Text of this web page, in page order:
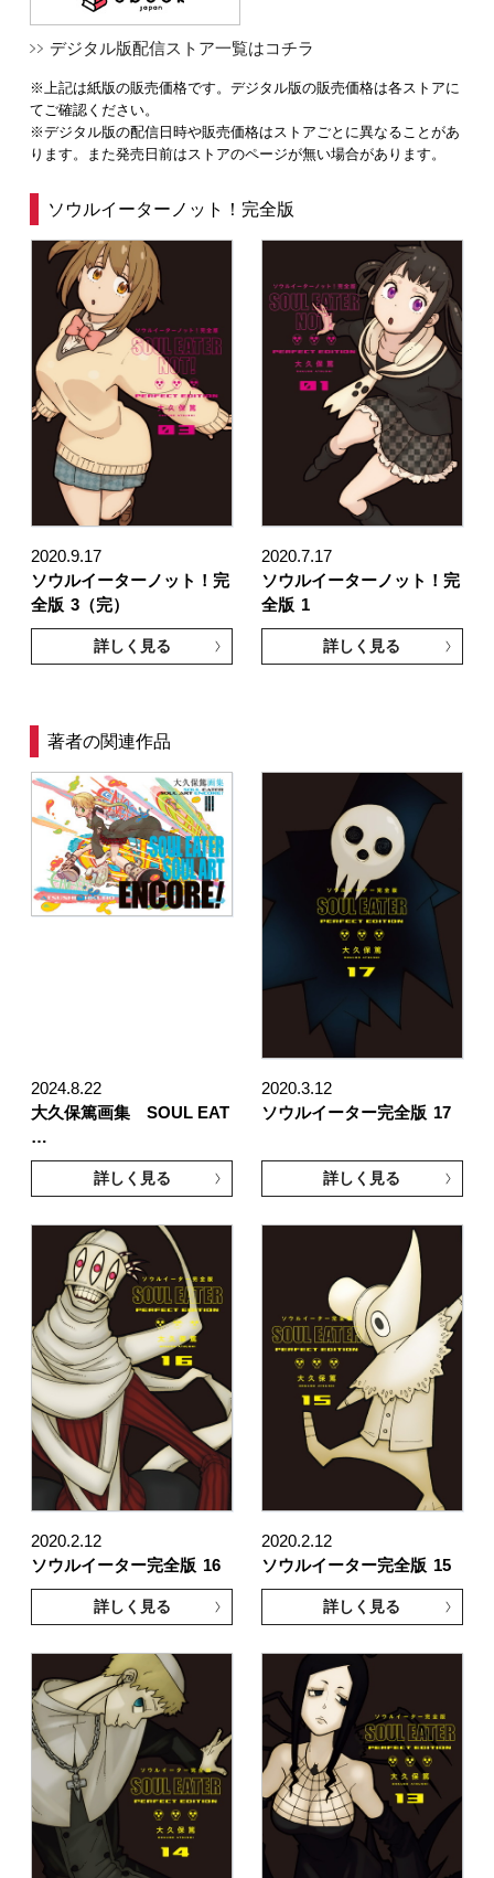
デジタル版配信ストア一覧はコチラ
※上記は紙版の販売価格です。デジタル版の販売価格は各ストアに
てご確認ください。
※デジタル版の配信日時や販売価格はストアごとに異なることがあ
ります。また発売日前はストアのページが無い場合があります。
ソウルイーターノット！完全版
2020.9.17
ソウルイーターノット！完
全版 3（完）
詳しく見る
2020.7.17
ソウルイーターノット！完
全版 1
詳しく見る
著者の関連作品
2024.8.22
大久保篤画集 SOUL EAT
…
詳しく見る
2020.3.12
ソウルイーター完全版 17
詳しく見る
2020.2.12
ソウルイーター完全版 16
詳しく見る
2020.2.12
ソウルイーター完全版 15
詳しく見る